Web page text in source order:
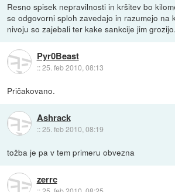
Resno spisek nepravilnosti in kršitev bo
se odgovorni sploh zavedajo in razumejo na
nivoju so zajebali ter kake sankcije jim grozijo.
Pyr0Beast
::25. feb 2010, 08:13
Pričakovano.
Ashrack
::25. feb 2010, 08:19
tožba je pa v tem primeru obvezna
zerrc